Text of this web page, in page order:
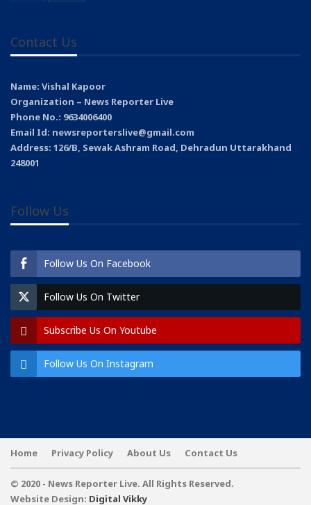
Contact Us
Name: Vishal Kapoor
Organization – News Reporter Live
Phone No.: 9634006400
Email Id: newsreporterslive@gmail.com
Address: 126/B, Sewak Ashram Road, Dehradun Uttarakhand
248001
Follow Us
Follow Us On Facebook
Follow Us On Twitter
Subscribe Us On Youtube
Follow Us On Instagram
Home Privacy Policy About Us Contact Us
© 2020 - News Reporter Live. All Rights Reserved.
Website Design: Digital Vikky